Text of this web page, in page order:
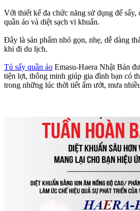
Với thiết kế đa chức năng sử dụng để sấy,
quần áo và diệt sạch vi khuẩn.
Đây là sản phẩm nhỏ gọn, nhẹ, dễ dàng
khi đi du lịch.
Tủ sấy quần áo Emasu-Haera Nhật Bản
tiện lợi, thông minh giúp gia đình bạn có
trong những lúc thời tiết ẩm ướt, mưa